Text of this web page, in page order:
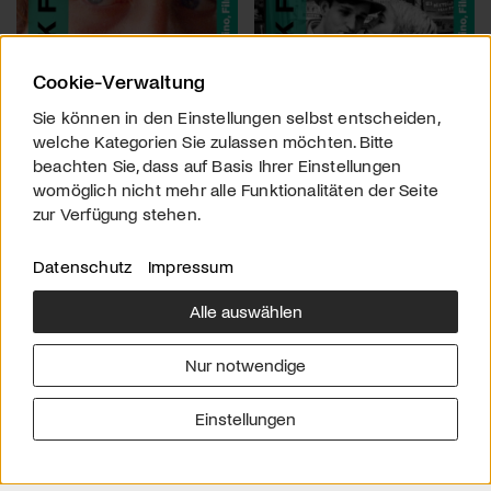
Über uns
Downloads
Werben
Impressum
Cookie-Verwaltung
Sie können in den Einstellungen selbst entscheiden,
welche Kategorien Sie zulassen möchten. Bitte
beachten Sie, dass auf Basis Ihrer Einstellungen
womöglich nicht mehr alle Funktionalitäten der Seite
zur Verfügung stehen.
Datenschutz Impressum
Alle auswählen
Nur notwendige
Einstellungen